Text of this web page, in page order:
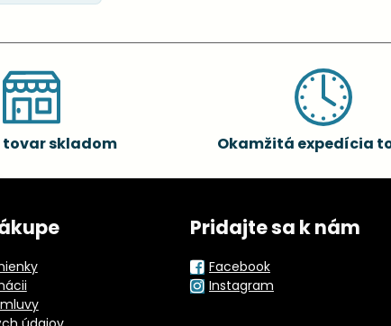
tovar skladom Okamžitá expedícia
Pridajte sa k nám
Facebook
Instagram